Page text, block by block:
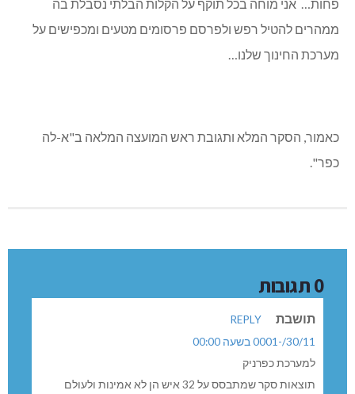
פחות… אני מוחה בכל תוקף על הקלות הבלתי נסבלת בה
ממהרים להטיל רפש ולפרסם פרסומים מטעים ומכפישים על
מערכת החינוך שלנו…
כאמור, הסקר המלא ותגובת ראש המועצה המלאה ב"א-לה
כפר".
0 תגובות
תושבת
REPLY
30/11/-0001 בשעה 00:00
למערכת כפרניק
תוצאות סקר שמתבסס על 32 איש הן לא אמינות ולעולם